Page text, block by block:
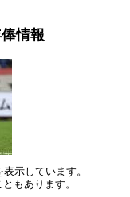
情報
示しています。
もあります。